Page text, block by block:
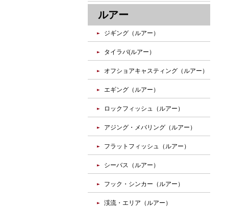
ルアー
ジギング（ルアー）
タイラバ(ルアー）
オフショアキャスティング（ルアー）
エギング（ルアー）
ロックフィッシュ（ルアー）
アジング・メバリング（ルアー）
フラットフィッシュ（ルアー）
シーバス（ルアー）
フック・シンカー（ルアー）
渓流・エリア（ルアー）